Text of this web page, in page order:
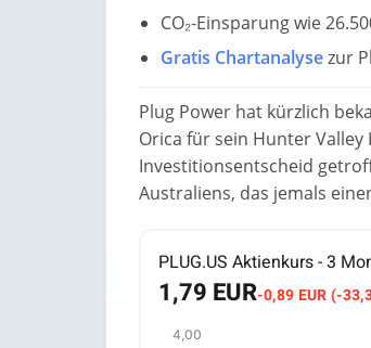
CO₂-Einsparung wie
Gratis Chartanalysezur
Plug Power hat kürzlich
Orica für sein Hunter
Investitionsentscheid
Australiens, das jemals
PLUG.US Aktienkurs - 3
1,79 EUR-0,89 EUR (-
4,00